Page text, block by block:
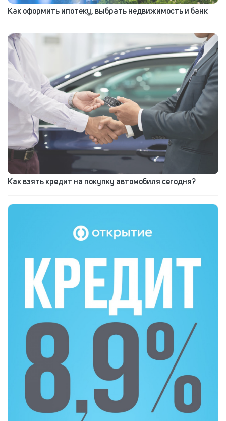
Как оформить ипотеку, выбрать недвижимость и банк
Как взять кредит на покупку автомобиля сегодня?